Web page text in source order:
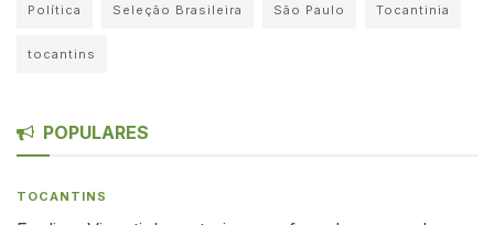
Política Seleção Brasileira São Paulo Tocantinia
tocantins
POPULARES
TOCANTINS